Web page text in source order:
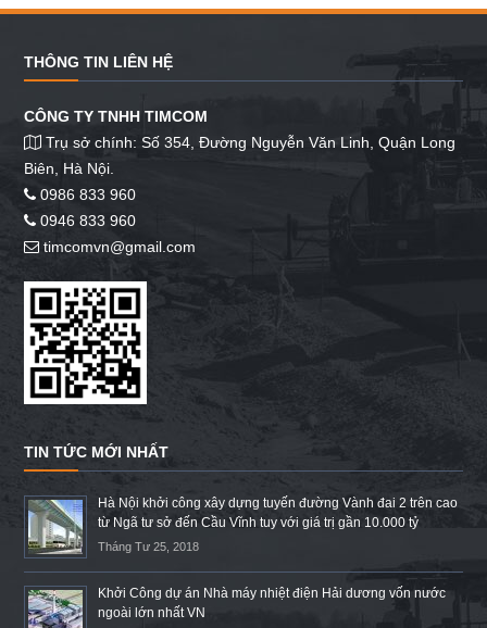
THÔNG TIN LIÊN HỆ
CÔNG TY TNHH TIMCOM
Trụ sở chính: Số 354, Đường Nguyễn Văn Linh, Quận Long
Biên, Hà Nội.
0986 833 960
0946 833 960
timcomvn@gmail.com
TIN TỨC MỚI NHẤT
Hà Nội khởi công xây dựng tuyến đường Vành đai 2 trên cao
từ Ngã tư sở đến Cầu Vĩnh tuy với giá trị gần 10.000 tỷ
Tháng Tư 25, 2018
Khởi Công dự án Nhà máy nhiệt điện Hải dương vốn nước
ngoài lớn nhất VN